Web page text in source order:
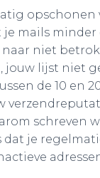
opschonen
je mails
niet
jouw lijst niet
de 10 en
schreven
dat je